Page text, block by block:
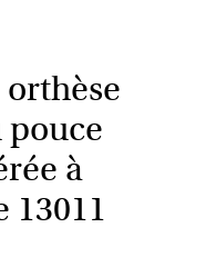
à
13011